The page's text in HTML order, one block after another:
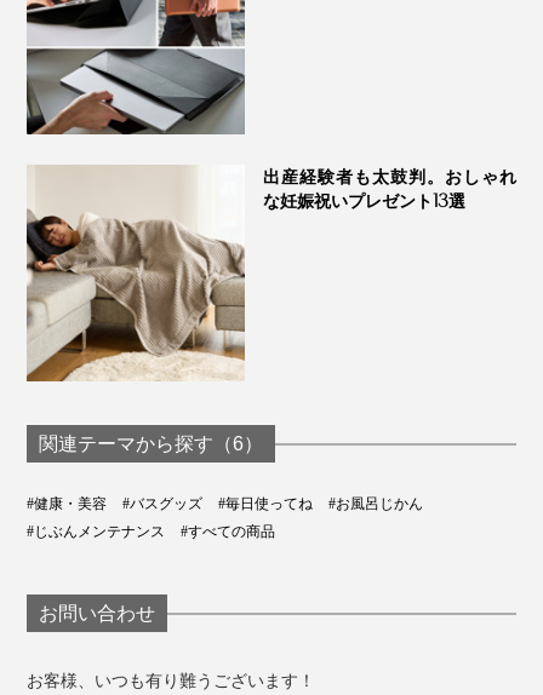
る心配もほぼありません。
長期間使わない場合は、水気を拭き取り、浴室から出し
て保管してください。
出産経験者も太鼓判。おしゃれ
な妊娠祝いプレゼント13選
関連テーマから探す（6）
#健康・美容 #バスグッズ #毎日使ってね
#お風呂じかん
#じぶんメンテナンス
#すべての商品
お問い合わせ
お客様、いつも有り難うございます！